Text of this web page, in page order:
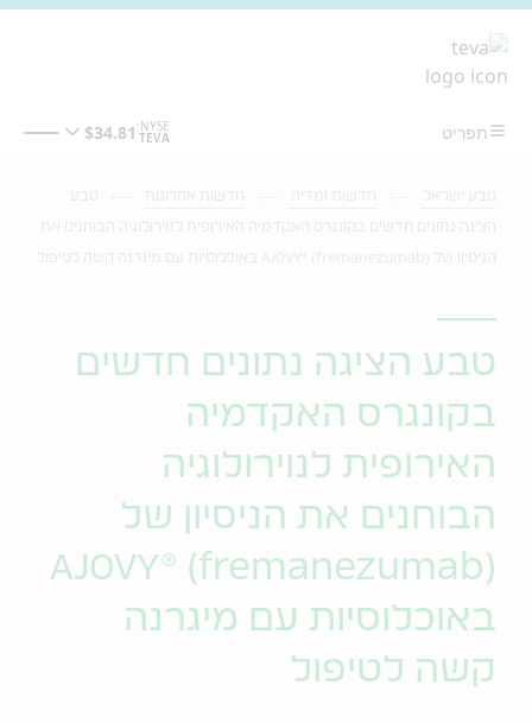
טבע הציגה נתונים חדשים
בקונגרס האקדמיה
האירופית לנוירולוגיה
הבוחנים את הניסיון של
AJOVY® (fremanezumab)
באוכלוסיות עם מיגרנה
קשה לטיפול